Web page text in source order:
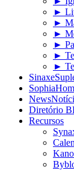
►
►
►
►
►
►
Sinaxe
Sophia
News
Diretório
Recursos